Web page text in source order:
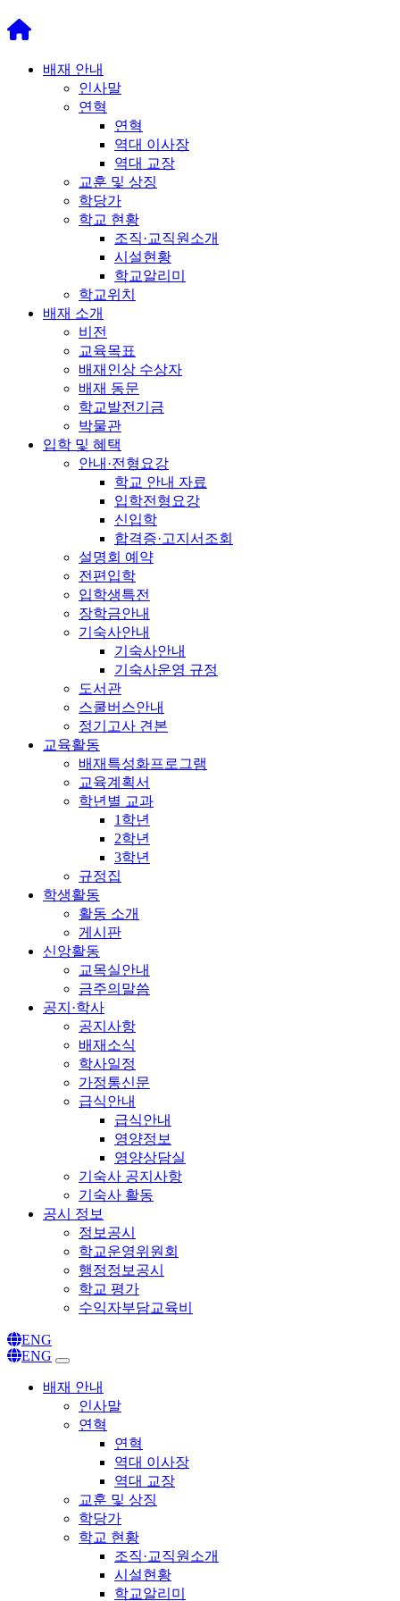
배재 안내
인사말
연혁
연혁
역대 이사장
역대 교장
교훈 및 상징
학당가
학교 현황
조직·교직원소개
시설현황
학교알리미
학교위치
배재 소개
비전
교육목표
배재인상 수상자
배재 동문
학교발전기금
박물관
입학 및 혜택
안내·전형요강
학교 안내 자료
입학전형요강
신입학
합격증·고지서조회
설명회 예약
전편입학
입학생특전
장학금안내
기숙사안내
기숙사안내
기숙사운영 규정
도서관
스쿨버스안내
정기고사 견본
교육활동
배재특성화프로그램
교육계획서
학년별 교과
1학년
2학년
3학년
규정집
학생활동
활동 소개
게시판
신앙활동
교목실안내
금주의말씀
공지·학사
공지사항
배재소식
학사일정
가정통신문
급식안내
급식안내
영양정보
영양상담실
기숙사 공지사항
기숙사 활동
공시 정보
정보공시
학교운영위원회
행정정보공시
학교 평가
수익자부담교육비
ENG
ENG
배재 안내
인사말
연혁
연혁
역대 이사장
역대 교장
교훈 및 상징
학당가
학교 현황
조직·교직원소개
시설현황
학교알리미